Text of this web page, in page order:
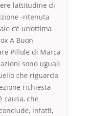
lattitudine di
-ritenuta
c’è un’ottima
A Buon
Pillole di Marca
sono uguali
che riguarda
richiesta
causa, che
infatti,